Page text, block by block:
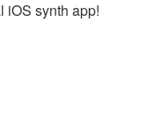
iOS synth app!